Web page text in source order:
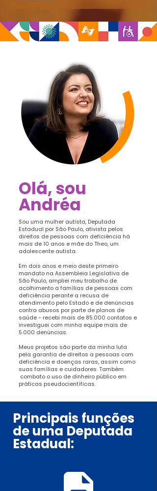
Olá, sou
Andréa
Sou uma mulher autista, Deputada
Estadual por São Paulo, ativista pelos
direitos de pessoas com deficiência há
mais de 10 anos e mãe do Theo, um
adolescente autista.
Em dois anos e meio deste primeiro
mandato na Assembleia Legislativa de
São Paulo, ampliei meu trabalho de
acolhimento a famílias de pessoas com
deficiência perante a recusa de
atendimento pelo Estado e de denúncias
contra abusos por parte de planos de
saúde - recebi mais de 85.000 contatos e
investiguei com minha equipe mais de
5.000 denúncias.
Meus projetos são parte da minha luta
pela garantia de direitos a pessoas com
deficiência e doenças raras, assim como
suas famílias e cuidadores. Também
combato o uso de dinheiro público em
práticas pseudocientíficas.
Principais funções
de uma Deputada
Estadual: